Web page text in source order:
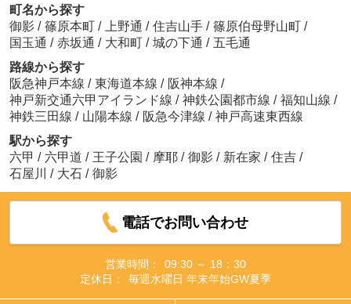
町名から探す
御影 / 篠原本町 / 上野通 / 住吉山手 / 篠原伯母野山町 /
国玉通 / 赤坂通 / 大和町 / 城の下通 / 五毛通
路線から探す
阪急神戸本線 / 東海道本線 / 阪神本線 /
神戸新交通六甲アイランド線 / 神鉄公園都市線 / 福知山線 /
神鉄三田線 / 山陽本線 / 阪急今津線 / 神戸高速東西線
駅から探す
六甲 / 六甲道 / 王子公園 / 摩耶 / 御影 / 新在家 / 住吉 /
石屋川
/ 大石 / 御影
電話でお問い合わせ
営業時間：
09:30 ～ 18：30
定休日：
毎週水曜日 年末年始GW夏季